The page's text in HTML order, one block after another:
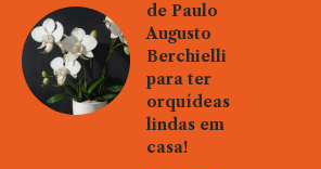
de Paulo
Augusto
Berchielli
para ter
orquídeas
lindas em
casa!